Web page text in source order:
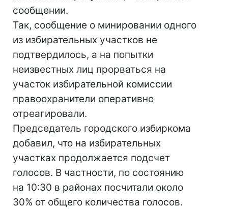
сообщении.
Так, сообщение о минировании одного
из избирательных участков не
подтвердилось, а на попытки
неизвестных лиц прорваться на
участок избирательной комиссии
правоохранители оперативно
отреагировали.
Председатель городского избиркома
добавил, что на избирательных
участках продолжается подсчет
голосов. В частности, по состоянию
на 10:30 в районах посчитали около
30% от общего количества голосов.